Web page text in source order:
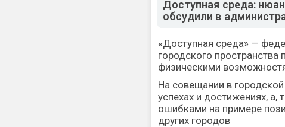
Доступная среда:
обсудили в
«Доступная среда» —
городского
физическими
На совещании в
успехах и достижениях, а,
ошибками на примере
других городов